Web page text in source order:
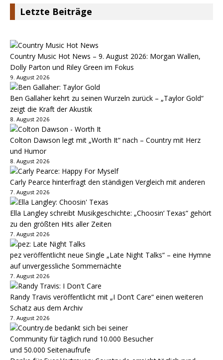
Letzte Beiträge
Country Music Hot News – 9. August 2026: Morgan Wallen,
Dolly Parton und Riley Green im Fokus
9. August 2026
Ben Gallaher kehrt zu seinen Wurzeln zurück – „Taylor Gold“
zeigt die Kraft der Akustik
8. August 2026
Colton Dawson legt mit „Worth It“ nach – Country mit Herz
und Humor
8. August 2026
Carly Pearce hinterfragt den ständigen Vergleich mit anderen
7. August 2026
Ella Langley schreibt Musikgeschichte: „Choosin‘ Texas“ gehört
zu den größten Hits aller Zeiten
7. August 2026
pez veröffentlicht neue Single „Late Night Talks“ – eine Hymne
auf unvergessliche Sommernächte
7. August 2026
Randy Travis veröffentlicht mit „I Don’t Care“ einen weiteren
Schatz aus dem Archiv
7. August 2026